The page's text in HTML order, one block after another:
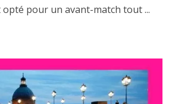
pour un avant-match tout ...